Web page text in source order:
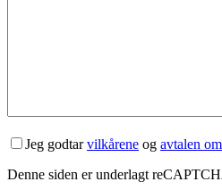
Jeg godtarvilkårene og avtalen
Denne siden er underlagt